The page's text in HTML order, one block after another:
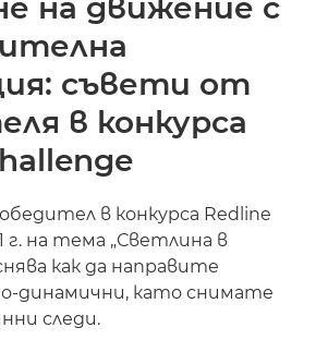
на движение с
съвети от
в конкурса
в конкурса Redline
г. на тема „Светлина в
как да направите
динамични, като снимате
следи.